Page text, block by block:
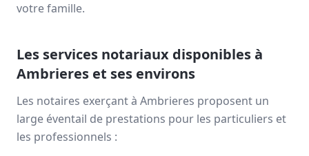
votre famille.
Les services notariaux disponibles à
Ambrieres et ses environs
Les notaires exerçant à Ambrieres proposent un
large éventail de prestations pour les particuliers et
les professionnels :